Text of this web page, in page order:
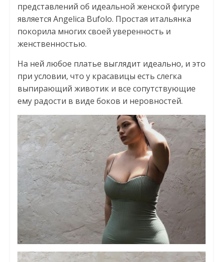
представлений об идеальной женской фигуре
является Angelica Bufolo. Простая итальянка
покорила многих своей уверенность и
женственностью.
На ней любое платье выглядит идеально, и это
при условии, что у красавицы есть слегка
выпирающий животик и все сопутствующие
ему радости в виде боков и неровностей.